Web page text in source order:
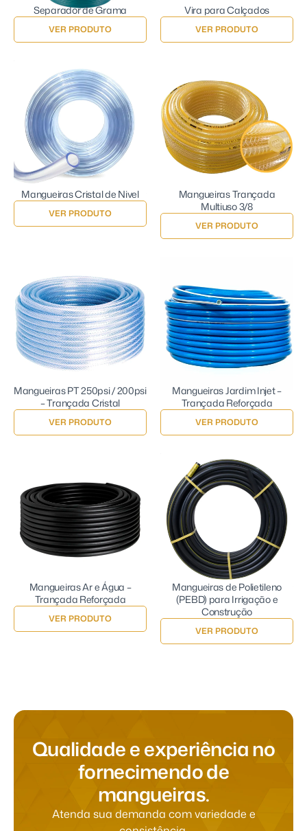
Separador de Grama
VER PRODUTO
Vira para Calçados
VER PRODUTO
Mangueiras Cristal de Nivel
VER PRODUTO
Mangueiras Trançada
Multiuso 3/8
VER PRODUTO
Mangueiras PT 250psi / 200psi
– Trançada Cristal
VER PRODUTO
Mangueiras Jardim Injet –
Trançada Reforçada
VER PRODUTO
Mangueiras Ar e Água –
Trançada Reforçada
VER PRODUTO
Mangueiras de Polietileno
(PEBD) para Irrigação e
Construção
VER PRODUTO
Qualidadeeexperiênciano
fornecimendode
mangueiras.
Atenda sua demanda com variedade e